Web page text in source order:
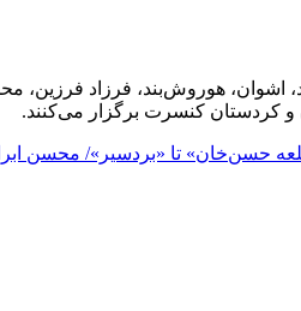
اشوان، هوروش‌بند، فرزاد
و کردستان کنسرت برگزار می‌کنند.